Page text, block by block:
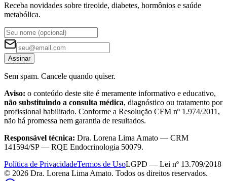
Receba novidades sobre tireoide, diabetes, hormônios e saúde
metabólica.
Assinar
Sem spam. Cancele quando quiser.
Aviso: o conteúdo deste site é meramente informativo e educativo,
não substituindo a consulta médica, diagnóstico ou tratamento por
profissional habilitado. Conforme a Resolução CFM nº 1.974/2011,
não há promessa nem garantia de resultados.
Responsável técnica: Dra. Lorena Lima Amato — CRM
141594/SP — RQE Endocrinologia 50079.
Política de PrivacidadeTermos de UsoLGPD — Lei nº 13.709/2018
© 2026 Dra. Lorena Lima Amato. Todos os direitos reservados.